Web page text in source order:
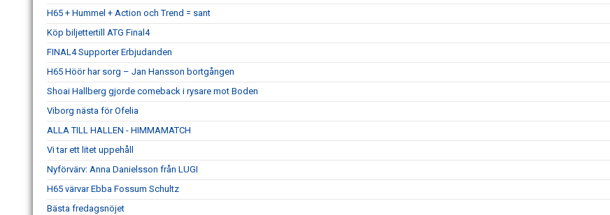
H65 + Hummel + Action och Trend = sant
Köp biljettertill ATG Final4
FINAL4 Supporter Erbjudanden
H65 Höör har sorg – Jan Hansson bortgången
Shoai Hallberg gjorde comeback i rysare mot Boden
Viborg nästa för Ofelia
ALLA TILL HALLEN - HIMMAMATCH
Vi tar ett litet uppehåll
Nyförvärv: Anna Danielsson från LUGI
H65 värvar Ebba Fossum Schultz
Bästa fredagsnöjet